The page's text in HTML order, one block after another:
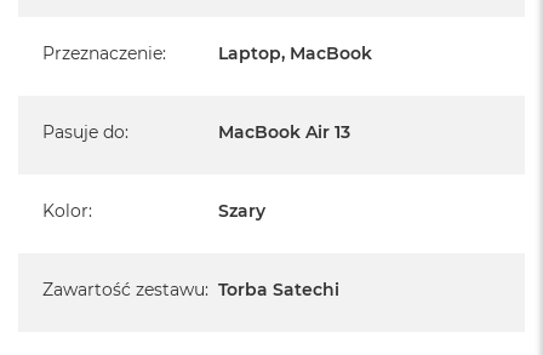
Dell XPS 13"
Przeznaczenie: Laptop, MacBook
Pasuje do: MacBook Air 13
Kolor: Szary
Zawartość zestawu: Torba Satechi